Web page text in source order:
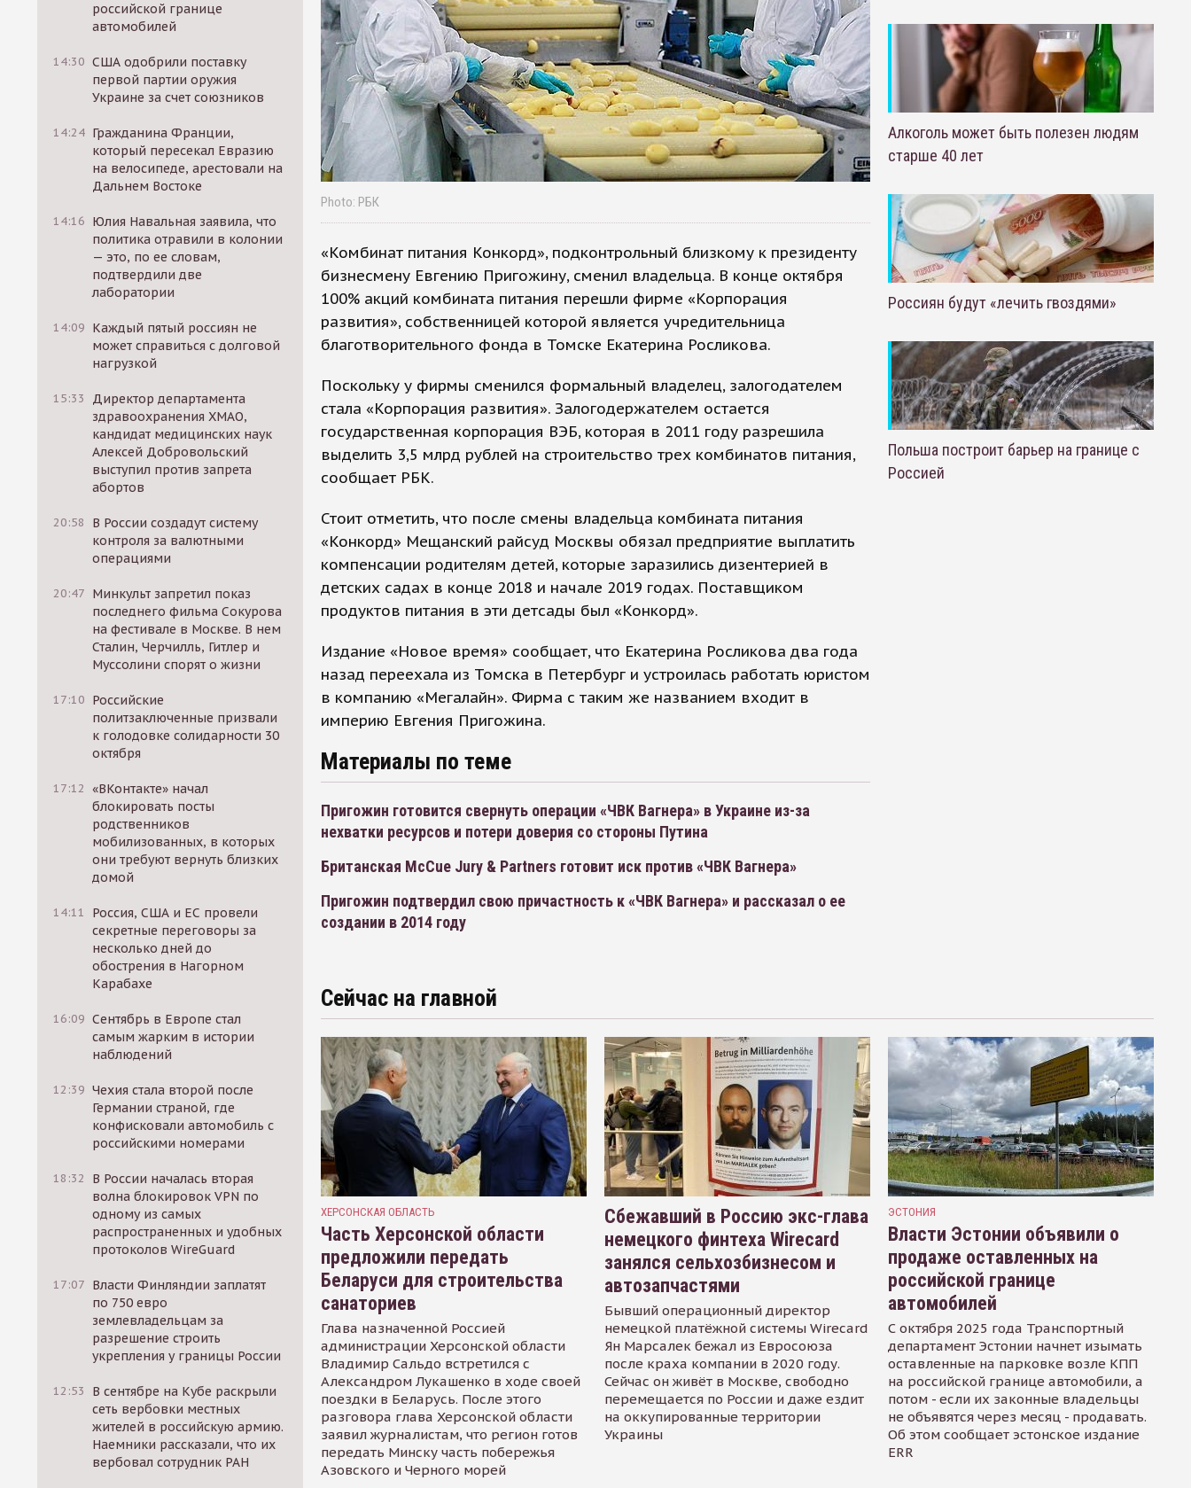
российской границе
автомобилей
14:30 США одобрили поставку
первой партии оружия
Украине за счет союзников
14:24 Гражданина Франции,
который пересекал Евразию
на велосипеде, арестовали на
Дальнем Востоке
14:16 Юлия Навальная заявила, что
политика отравили в колонии
— это, по ее словам,
подтвердили две
лаборатории
14:09 Каждый пятый россиян не
может справиться с долговой
нагрузкой
15:33
Директор департамента
здравоохранения ХМАО,
кандидат медицинских наук
Алексей Добровольский
выступил против запрета
абортов
20:58
В России создадут систему
контроля за валютными
операциями
20:47 Минкульт запретил показ
последнего фильма Сокурова
на фестивале в Москве. В нем
Сталин, Черчилль, Гитлер и
Муссолини спорят о жизни
17:10 Российские
политзаключенные призвали
к голодовке солидарности 30
октября
17:12 «ВКонтакте» начал
блокировать посты
родственников
мобилизованных, в которых
они требуют вернуть близких
домой
14:11
Россия, США и ЕС провели
секретные переговоры за
несколько дней до
обострения в Нагорном
Карабахе
16:09 Сентябрь в Европе стал
самым жарким в истории
наблюдений
12:39 Чехия стала второй после
Германии страной, где
конфисковали автомобиль с
российскими номерами
18:32
В России началась вторая
волна блокировок VPN по
одному из самых
распространенных и удобных
протоколов WireGuard
17:07 Власти Финляндии заплатят
по 750 евро
землевладельцам за
разрешение строить
укрепления у границы России
12:53
В сентябре на Кубе раскрыли
сеть вербовки местных
жителей в российскую армию.
Наемники рассказали, что их
вербовал сотрудник РАН
Photo: РБК
«Комбинат питания Конкорд», подконтрольный близкому к президенту
бизнесмену Евгению Пригожину, сменил владельца. В конце октября
100% акций комбината питания перешли фирме «Корпорация
развития», собственницей которой является учредительница
благотворительного фонда в Томске Екатерина Росликова.
Поскольку у фирмы сменился формальный владелец, залогодателем
стала «Корпорация развития». Залогодержателем остается
государственная корпорация ВЭБ, которая в 2011 году разрешила
выделить 3,5 млрд рублей на строительство трех комбинатов питания,
сообщает РБК.
Стоит отметить, что после смены владельца комбината питания
«Конкорд» Мещанский райсуд Москвы обязал предприятие выплатить
компенсации родителям детей, которые заразились дизентерией в
детских садах в конце 2018 и начале 2019 годах. Поставщиком
продуктов питания в эти детсады был «Конкорд».
Издание «Новое время» сообщает, что Екатерина Росликова два года
назад переехала из Томска в Петербург и устроилась работать юристом
в компанию «Мегалайн». Фирма с таким же названием входит в
империю Евгения Пригожина.
Материалы по теме
Пригожин готовится свернуть операции «ЧВК Вагнера» в Украине из-за
нехватки ресурсов и потери доверия со стороны Путина
Британская McCue Jury & Partners готовит иск против «ЧВК Вагнера»
Пригожин подтвердил свою причастность к «ЧВК Вагнера» и рассказал о ее
создании в 2014 году
Алкоголь может быть полезен людям
старше 40 лет
Россиян будут «лечить гвоздями»
Польша построит барьер на границе с
Россией
Сейчас на главной
ХЕРСОНСКАЯ ОБЛАСТЬ
Часть Херсонской области
предложили передать
Беларуси для строительства
санаториев
Глава назначенной Россией
администрации Херсонской области
Владимир Сальдо встретился с
Александром Лукашенко в ходе своей
поездки в Беларусь. После этого
разговора глава Херсонской области
заявил журналистам, что регион готов
передать Минску часть побережья
Азовского и Черного морей
Сбежавший в Россию экс-глава
немецкого финтеха Wirecard
занялся сельхозбизнесом и
автозапчастями
Бывший операционный директор
немецкой платёжной системы Wirecard
Ян Марсалек бежал из Евросоюза
после краха компании в 2020 году.
Сейчас он живёт в Москве, свободно
перемещается по России и даже ездит
на оккупированные территории
Украины
ЭСТОНИЯ
Власти Эстонии объявили о
продаже оставленных на
российской границе
автомобилей
С октября 2025 года Транспортный
департамент Эстонии начнет изымать
оставленные на парковке возле КПП
на российской границе автомобили, а
потом - если их законные владельцы
не объявятся через месяц - продавать.
Об этом сообщает эстонское издание
ERR